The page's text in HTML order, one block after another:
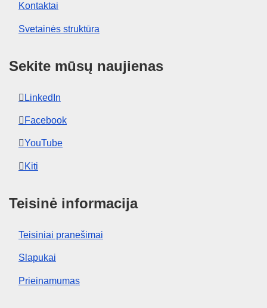
Kontaktai
Svetainės struktūra
Sekite mūsų naujienas
LinkedIn
Facebook
YouTube
Kiti
Teisinė informacija
Teisiniai pranešimai
Slapukai
Prieinamumas